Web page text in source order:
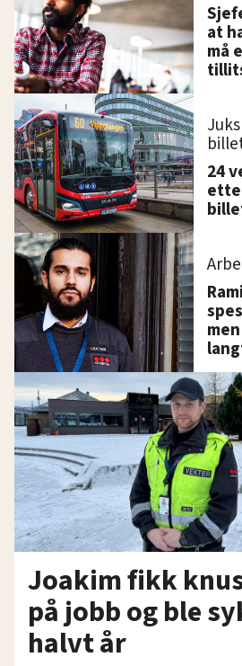
at
må
24
Joakim fikk
på jobb og ble
halvt år